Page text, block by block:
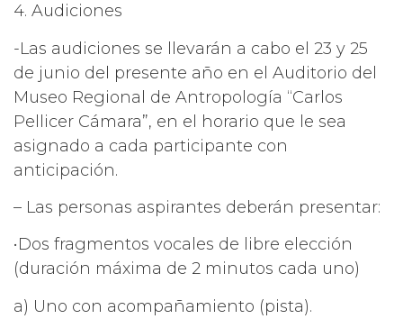
4. Audiciones
-Las audiciones se llevarán a cabo el 23 y 25
de junio del presente año en el Auditorio del
Museo Regional de Antropología “Carlos
Pellicer Cámara”, en el horario que le sea
asignado a cada participante con
anticipación.
– Las personas aspirantes deberán presentar:
•Dos fragmentos vocales de libre elección
(duración máxima de 2 minutos cada uno)
a) Uno con acompañamiento (pista).